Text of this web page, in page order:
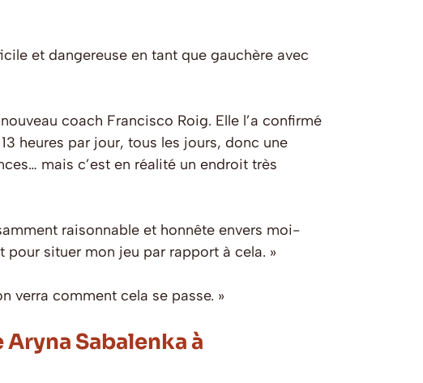
et dangereuse en tant que gauchère avec
coach Francisco Roig. Elle l’a confirmé
heures par jour, tous les jours, donc une
mais c’est en réalité un endroit très
raisonnable et honnête envers moi-
situer mon jeu par rapport à cela. »
verra comment cela se passe. »
Sabalenka à